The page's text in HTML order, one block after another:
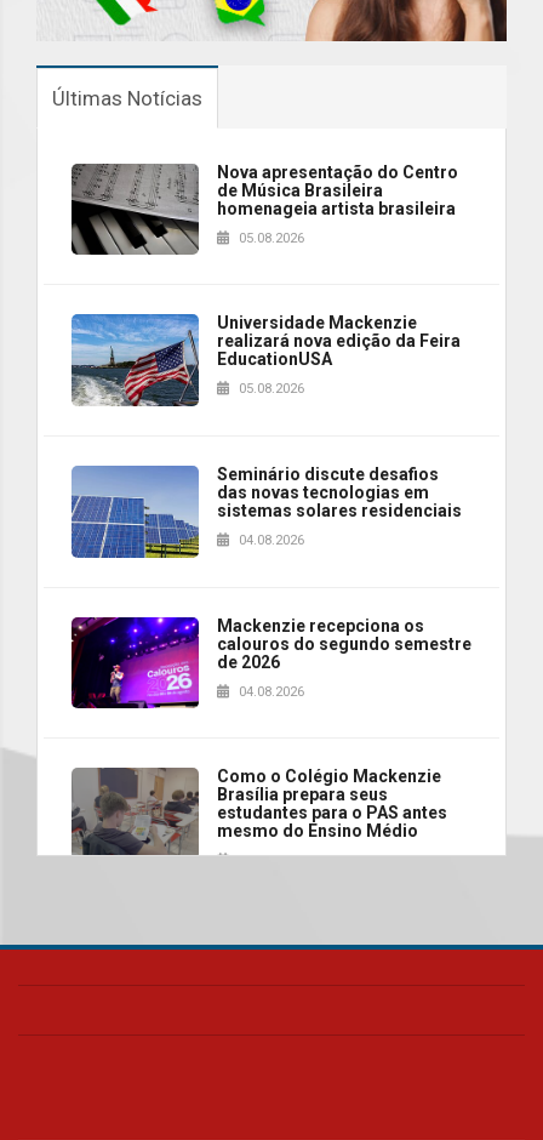
Últimas Notícias
Nova apresentação do Centro
de Música Brasileira
homenageia artista brasileira
05.08.2026
Universidade Mackenzie
realizará nova edição da Feira
EducationUSA
05.08.2026
Seminário discute desafios
das novas tecnologias em
sistemas solares residenciais
04.08.2026
Mackenzie recepciona os
calouros do segundo semestre
de 2026
04.08.2026
Como o Colégio Mackenzie
Brasília prepara seus
estudantes para o PAS antes
mesmo do Ensino Médio
Como os pais podem investir
escola